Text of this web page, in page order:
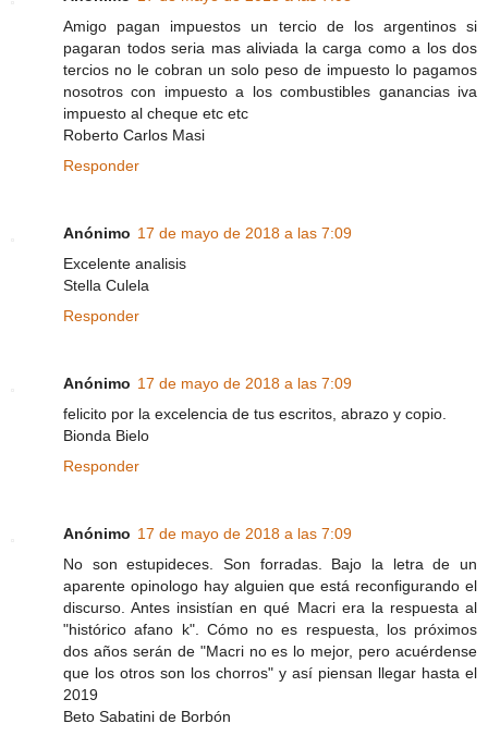
Amigo pagan impuestos un tercio de los argentinos si
pagaran todos seria mas aliviada la carga como a los dos
tercios no le cobran un solo peso de impuesto lo pagamos
nosotros con impuesto a los combustibles ganancias iva
impuesto al cheque etc etc
Roberto Carlos Masi
Responder
Anónimo 17 de mayo de 2018 a las 7:09
Excelente analisis
Stella Culela
Responder
Anónimo 17 de mayo de 2018 a las 7:09
felicito por la excelencia de tus escritos, abrazo y copio.
Bionda Bielo
Responder
Anónimo 17 de mayo de 2018 a las 7:09
No son estupideces. Son forradas. Bajo la letra de un
aparente opinologo hay alguien que está reconfigurando el
discurso. Antes insistían en qué Macri era la respuesta al
"histórico afano k". Cómo no es respuesta, los próximos
dos años serán de "Macri no es lo mejor, pero acuérdense
que los otros son los chorros" y así piensan llegar hasta el
2019
Beto Sabatini de Borbón